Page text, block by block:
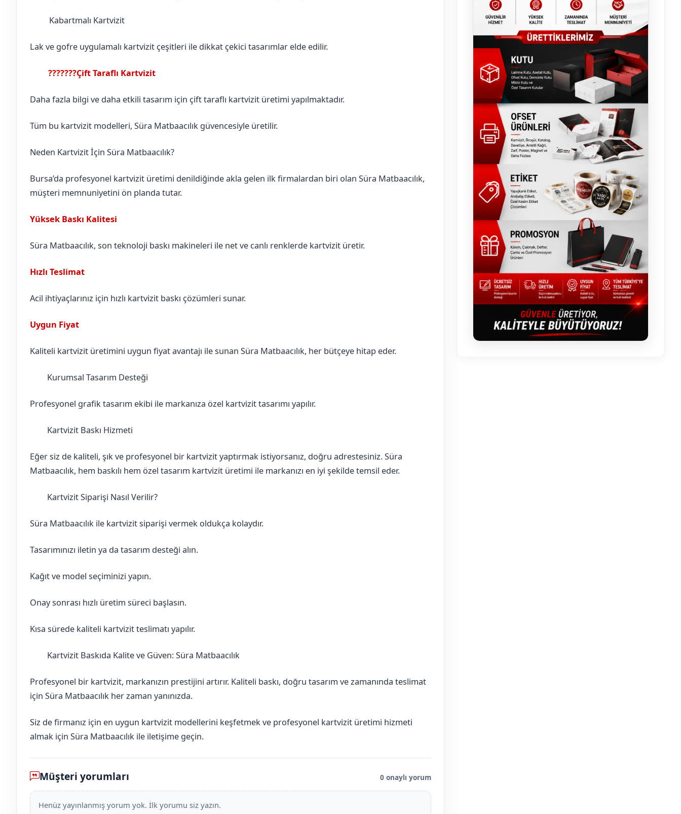
Kabartmalı Kartvizit
Lak ve gofre uygulamalı kartvizit çeşitleri ile dikkat çekici tasarımlar elde edilir.
???????Çift Taraflı Kartvizit
Daha fazla bilgi ve daha etkili tasarım için çift taraflı kartvizit üretimi yapılmaktadır.
Tüm bu kartvizit modelleri, Süra Matbaacılık güvencesiyle üretilir.
Neden Kartvizit İçin Süra Matbaacılık?
Bursa’da profesyonel kartvizit üretimi denildiğinde akla gelen ilk firmalardan biri olan Süra Matbaacılık,
müşteri memnuniyetini ön planda tutar.
Yüksek Baskı Kalitesi
Süra Matbaacılık, son teknoloji baskı makineleri ile net ve canlı renklerde kartvizit üretir.
Hızlı Teslimat
Acil ihtiyaçlarınız için hızlı kartvizit baskı çözümleri sunar.
Uygun Fiyat
Kaliteli kartvizit üretimini uygun fiyat avantajı ile sunan Süra Matbaacılık, her bütçeye hitap eder.
Kurumsal Tasarım Desteği
Profesyonel grafik tasarım ekibi ile markanıza özel kartvizit tasarımı yapılır.
Kartvizit Baskı Hizmeti
Eğer siz de kaliteli, şık ve profesyonel bir kartvizit yaptırmak istiyorsanız, doğru adrestesiniz. Süra
Matbaacılık, hem baskılı hem özel tasarım kartvizit üretimi ile markanızı en iyi şekilde temsil eder.
Kartvizit Siparişi Nasıl Verilir?
Süra Matbaacılık ile kartvizit siparişi vermek oldukça kolaydır.
Tasarımınızı iletin ya da tasarım desteği alın.
Kağıt ve model seçiminizi yapın.
Onay sonrası hızlı üretim süreci başlasın.
Kısa sürede kaliteli kartvizit teslimatı yapılır.
Kartvizit Baskıda Kalite ve Güven: Süra Matbaacılık
Profesyonel bir kartvizit, markanızın prestijini artırır. Kaliteli baskı, doğru tasarım ve zamanında teslimat
için Süra Matbaacılık her zaman yanınızda.
Siz de firmanız için en uygun kartvizit modellerini keşfetmek ve profesyonel kartvizit üretimi hizmeti
almak için Süra Matbaacılık ile iletişime geçin.
Müşteri yorumları 0 onaylı yorum
Henüz yayınlanmış yorum yok. İlk yorumu siz yazın.